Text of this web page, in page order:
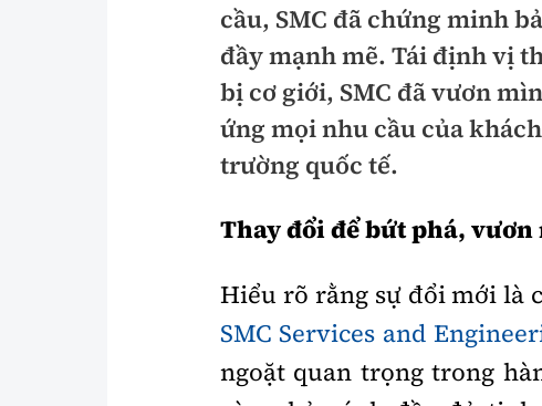
An ninh hình sự ATGT địa phương
Văn hóa giao thông
Lái xe an toàn
Chung tay vì ATGT
Gương sáng giao
xem thêm
Chất lượng sống Văn hóa - Giải Trí
Văn hóa
cầu, SMC đã chứng minh
đầy mạnh mẽ. Tái định vị
bị cơ giới, SMC đã vươn
ứng mọi nhu cầu của
trường quốc tế.
Thay đổi để bứt phá,
Hiểu rõ rằng sự đổi mới là
SMC Services and
ngoặt quan trọng trong